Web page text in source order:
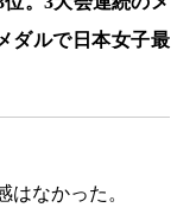
ダルで日本女子最
はなかった。